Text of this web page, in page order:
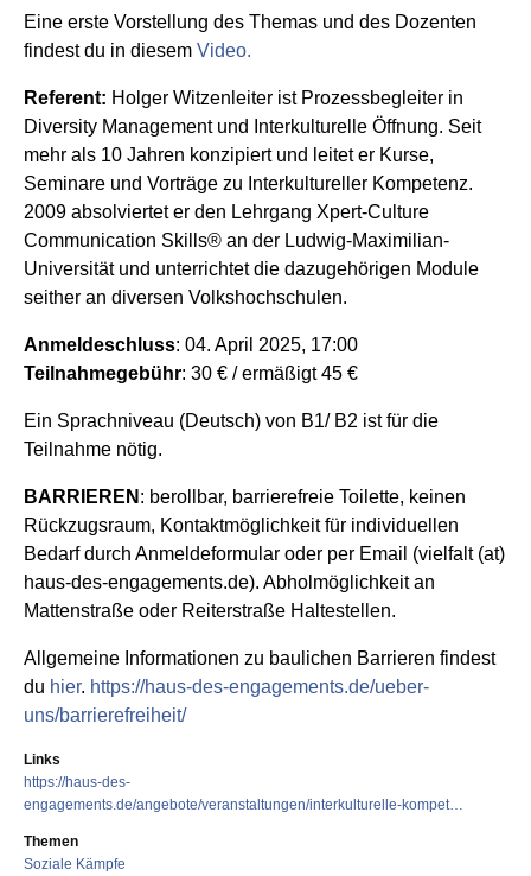
Eine erste Vorstellung des Themas und des Dozenten
findest du in diesem Video.
Referent: Holger Witzenleiter ist Prozessbegleiter in
Diversity Management und Interkulturelle Öffnung. Seit
mehr als 10 Jahren konzipiert und leitet er Kurse,
Seminare und Vorträge zu Interkultureller Kompetenz.
2009 absolviertet er den Lehrgang Xpert-Culture
Communication Skills® an der Ludwig-Maximilian-
Universität und unterrichtet die dazugehörigen Module
seither an diversen Volkshochschulen.
Anmeldeschluss: 04. April 2025, 17:00
Teilnahmegebühr: 30 € / ermäßigt 45 €
Ein Sprachniveau (Deutsch) von B1/ B2 ist für die
Teilnahme nötig.
BARRIEREN : berollbar, barrierefreie Toilette, keinen
Rückzugsraum, Kontaktmöglichkeit für individuellen
Bedarf durch Anmeldeformular oder per Email (vielfalt (at)
haus-des-engagements.de). Abholmöglichkeit an
Mattenstraße oder Reiterstraße Haltestellen.
Allgemeine Informationen zu baulichen Barrieren findest
du hier. https://haus-des-engagements.de/ueber-
uns/barrierefreiheit/
Links
https://haus-des-
engagements.de/angebote/veranstaltungen/interkulturelle-kompet…
Themen
Soziale Kämpfe